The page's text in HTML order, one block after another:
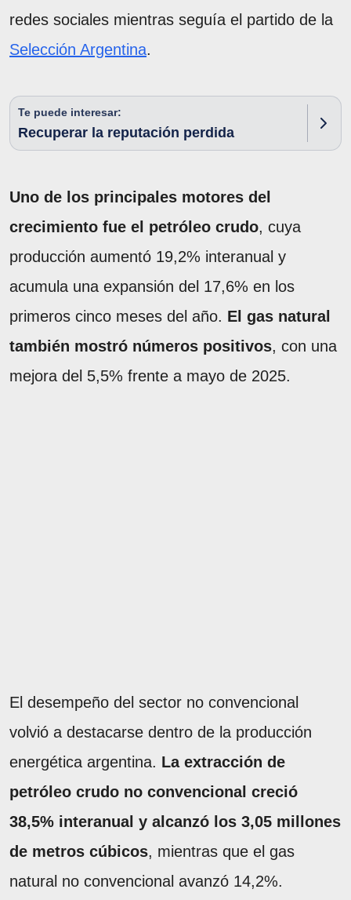
redes sociales mientras seguía el partido de la
Selección Argentina.
Te puede interesar:
Recuperar la reputación perdida
Uno de los principales motores del
crecimiento fue el petróleo crudo, cuya
producción aumentó 19,2% interanual y
acumula una expansión del 17,6% en los
primeros cinco meses del año. El gas natural
también mostró números positivos, con una
mejora del 5,5% frente a mayo de 2025.
El desempeño del sector no convencional
volvió a destacarse dentro de la producción
energética argentina. La extracción de
petróleo crudo no convencional creció
38,5% interanual y alcanzó los 3,05 millones
de metros cúbicos, mientras que el gas
natural no convencional avanzó 14,2%.